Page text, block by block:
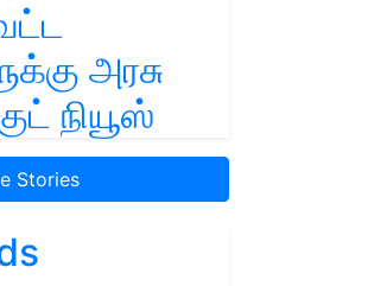
அரசு
நியூஸ்
Stories